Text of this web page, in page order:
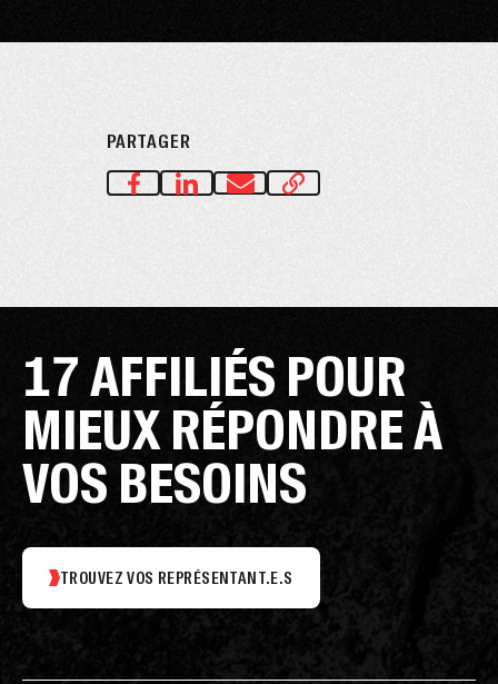
PARTAGER
17 AFFILIÉS POUR
MIEUX RÉPONDRE À
VOS BESOINS
TROUVEZ VOS REPRÉSENTANT.E.S